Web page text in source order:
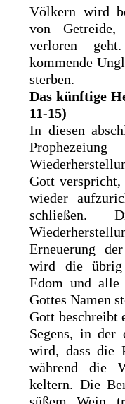
Völkern wird
von
verloren
kommende
sterben.
Das künftige
11-15)
In diesen
Gott
wieder
schließen.
Erneuerung
wird die übrig
Edom und alle
Gottes Namen
Gott beschreibt
Segens, in
wird, dass die
während die
keltern. Die